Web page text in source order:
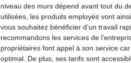
niveau des murs dépend avant tout du
utilisées, les produits employés vont
vous souhaitez bénéficier d’un travail
recommandons les services de
propriétaires font appel à son service
optimal. De plus, ses tarifs sont